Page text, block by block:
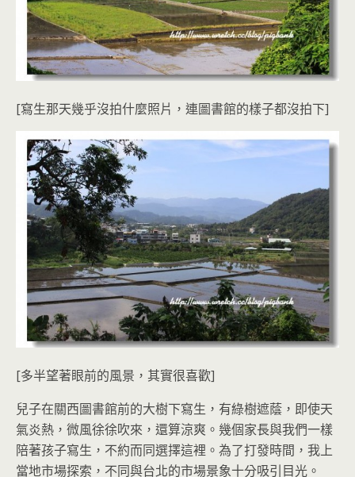
[寫生那天幾乎沒拍什麼照片，連圖書館的樣子都沒拍下]
[多半望著眼前的風景，其實很喜歡]
兒子在關西圖書館前的大樹下寫生，有綠樹遮蔭，即使天
氣炎熱，微風徐徐吹來，還算涼爽。幾個家長與我們一樣
陪著孩子寫生，不約而同選擇這裡。為了打發時間，我上
當地市場探索，不同與台北的市場景象十分吸引目光。